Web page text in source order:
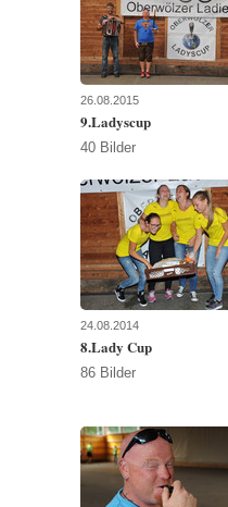
26.08.2015
9.Ladyscup
40 Bilder
24.08.2014
8.Lady Cup
86 Bilder